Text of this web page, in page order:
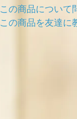
この商品について
この商品を友達に